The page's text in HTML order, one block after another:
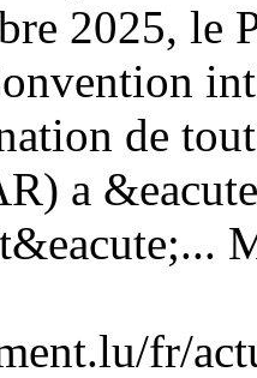
2025, le
de
a
fr/